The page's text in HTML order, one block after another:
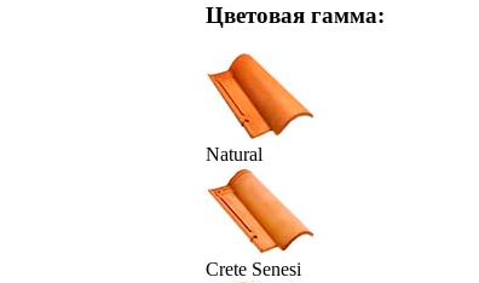
Цветовая гамма:
Natural
Crete Senesi